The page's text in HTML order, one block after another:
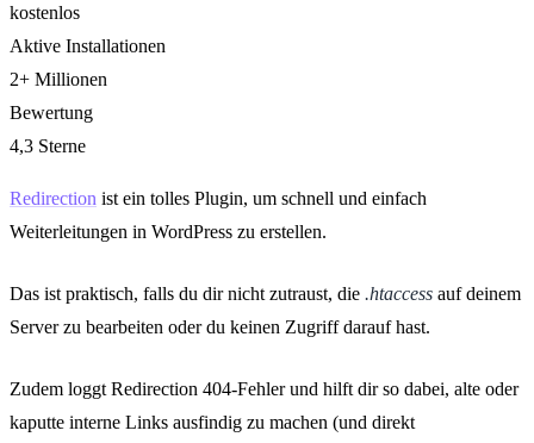
kostenlos
Aktive Installationen
2+ Millionen
Bewertung
4,3 Sterne
Redirection ist ein tolles Plugin, um schnell und einfach
Weiterleitungen in WordPress zu erstellen.
Das ist praktisch, falls du dir nicht zutraust, die .htaccess auf deinem
Server zu bearbeiten oder du keinen Zugriff darauf hast.
Zudem loggt Redirection 404-Fehler und hilft dir so dabei, alte oder
kaputte interne Links ausfindig zu machen (und direkt